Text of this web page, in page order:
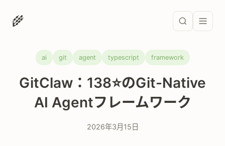
🌾
ai git agent typescript framework
GitClaw：138⭐のGit-Native
AI Agentフレームワーク
2026年3月15日